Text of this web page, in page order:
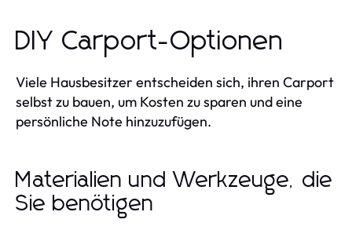
DIY Carport-Optionen
Viele Hausbesitzer entscheiden sich, ihren Carport
selbst zu bauen, um Kosten zu sparen und eine
persönliche Note hinzuzufügen.
Materialien und Werkzeuge, die
Sie benötigen